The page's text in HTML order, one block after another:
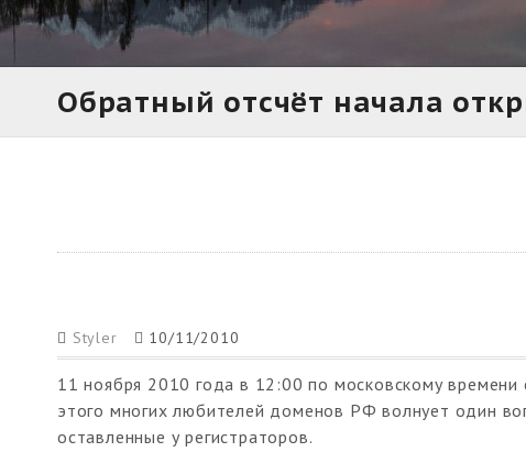
Обратный отсчёт начала
Styler 10/11/2010
11 ноября 2010 года в 12:00 по московскому
этого многих любителей доменов РФ волнует один
оставленные у регистраторов.